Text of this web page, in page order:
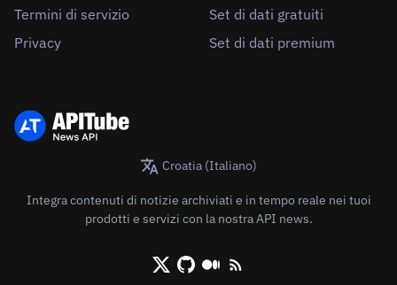
Termini di servizio
Privacy
Set di dati gratuiti
Set di dati premium
Croatia (Italiano)
Integra contenuti di notizie archiviati e in tempo reale nei tuoi
prodotti e servizi con la nostra API news.
X/Twitter
GithubMediumRSS/XML